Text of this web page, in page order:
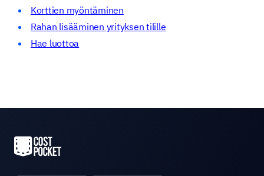
Korttien myöntäminen
Rahan lisääminen yrityksen tilille
Hae luottoa